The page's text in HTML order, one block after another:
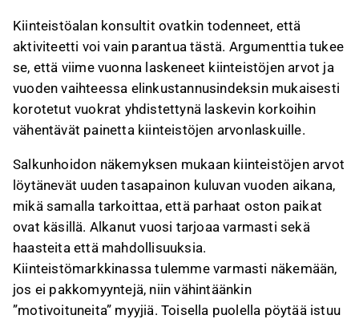
Kiinteistöalan konsultit ovatkin todenneet, että
aktiviteetti voi vain parantua tästä. Argumenttia tukee
se, että viime vuonna laskeneet kiinteistöjen arvot ja
vuoden vaihteessa elinkustannusindeksin mukaisesti
korotetut vuokrat yhdistettynä laskevin korkoihin
vähentävät painetta kiinteistöjen arvonlaskuille.
Salkunhoidon näkemyksen mukaan kiinteistöjen arvot
löytänevät uuden tasapainon kuluvan vuoden aikana,
mikä samalla tarkoittaa, että parhaat oston paikat
ovat käsillä. Alkanut vuosi tarjoaa varmasti sekä
haasteita että mahdollisuuksia.
Kiinteistömarkkinassa tulemme varmasti näkemään,
jos ei pakkomyyntejä, niin vähintäänkin
”motivoituneita” myyjiä. Toisella puolella pöytää istuu